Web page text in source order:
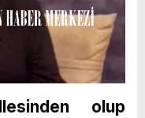
olup